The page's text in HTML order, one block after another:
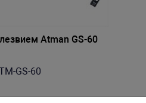
Atman GS-60
GS-60